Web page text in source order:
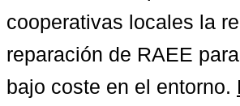
cooperativas locales la
reparación de RAEE
bajo coste en el entorno.